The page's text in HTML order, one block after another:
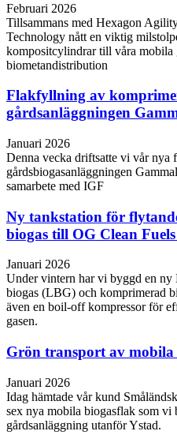
Februari 2026
Tillsammans med Hexagon
Technology nått en viktig
kompositcylindrar till våra mobila
biometandistribution
Flakfyllning av
gårdsanläggningen
Januari 2026
Denna vecka driftsatte vi vår nya
gårdsbiogasanläggningen
samarbete med IGF
Ny tankstation för
biogas till OG Clean
Januari 2026
Under vintern har vi byggd en
biogas (LBG) och komprimerad
även en boil-off kompressor för
gasen.
Grön transport av mobila
Januari 2026
Idag hämtade vår kund
sex nya mobila biogasflak som vi
gårdsanläggning utanför Ystad.